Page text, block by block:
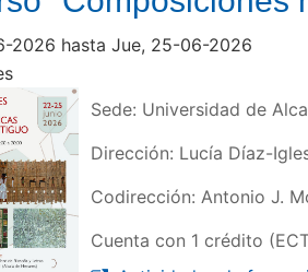
2026 hasta Jue, 25-06-2026
Sede: Universidad de
Dirección: Lucía Díaz-
Codirección: Antonio J.
Cuenta con 1 crédito